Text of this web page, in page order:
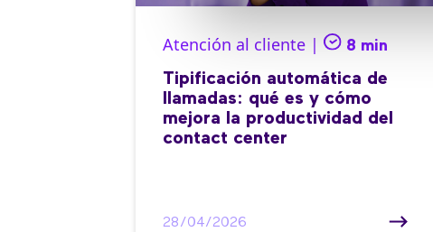
Atención al cliente | 8 min
Tipificación automática de
llamadas: qué es y cómo
mejora la productividad del
contact center
28/04/2026